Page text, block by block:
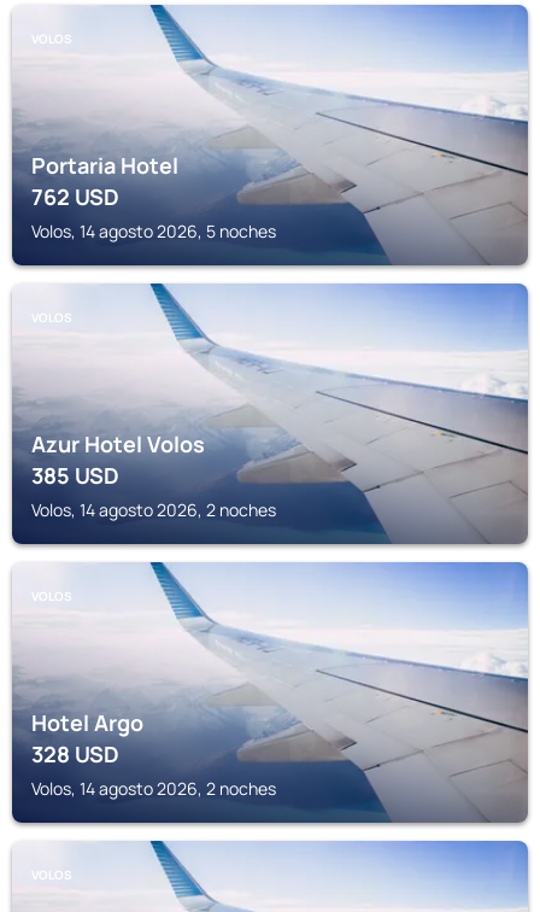
VOLOS
Portaria Hotel
762USD
Volos, 14 agosto 2026, 5 noches
VOLOS
Azur Hotel Volos
385USD
Volos, 14 agosto 2026, 2 noches
VOLOS
Hotel Argo
328USD
Volos, 14 agosto 2026, 2 noches
VOLOS